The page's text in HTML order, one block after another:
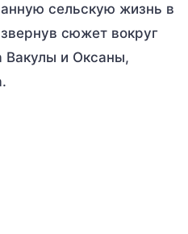
сельскую жизнь в
сюжет вокруг
Вакулы и Оксаны,